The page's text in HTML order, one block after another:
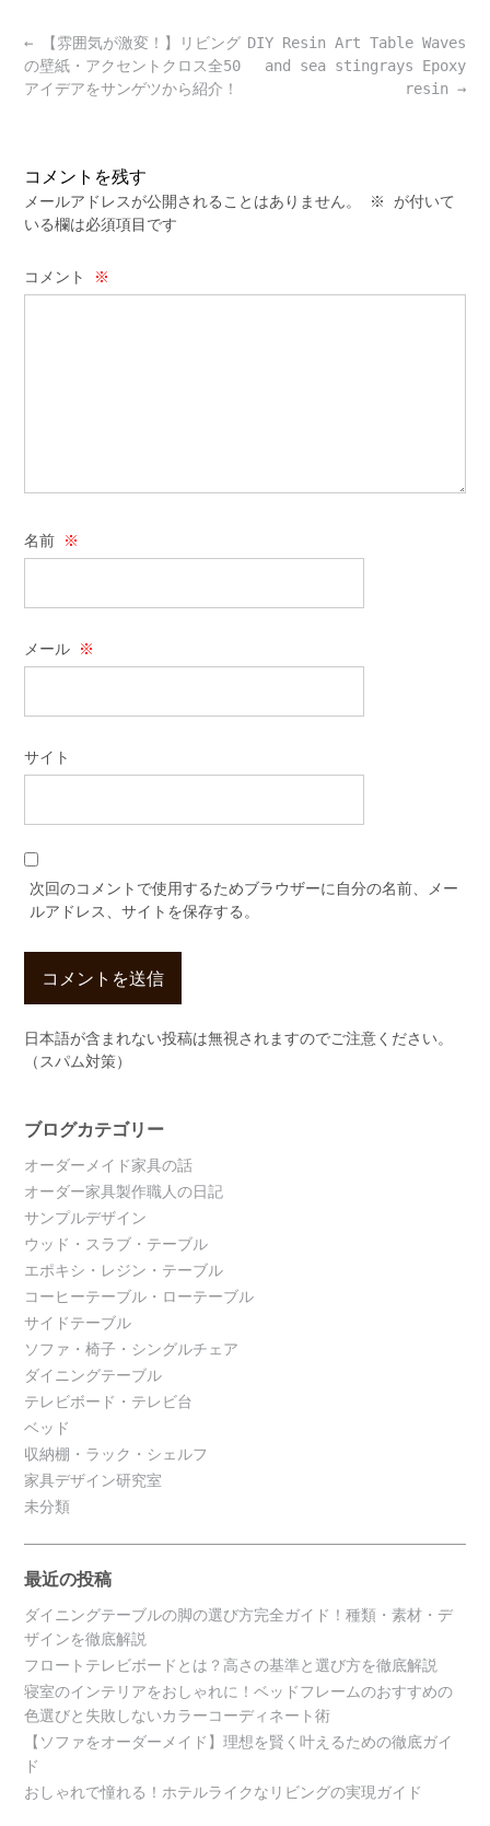
Post
navigation
DIY Resin Art Table Waves
and sea stingrays Epoxy
resin →
← 【雰囲気が激変！】リビング
の壁紙・アクセントクロス全50
アイデアをサンゲツから紹介！
コメントを残す
メールアドレスが公開されることはありません。 ※
が付いて
いる欄は必須項目です
コメント ※
名前 ※
メール ※
サイト
次回のコメントで使用するためブラウザーに自分の名前、メー
ルアドレス、サイトを保存する。
日本語が含まれない投稿は無視されますのでご注意ください。
（スパム対策）
ブログカテゴリー
オーダーメイド家具の話
オーダー家具製作職人の日記
サンプルデザイン
ウッド・スラブ・テーブル
エポキシ・レジン・テーブル
コーヒーテーブル・ローテーブル
サイドテーブル
ソファ・椅子・シングルチェア
ダイニングテーブル
テレビボード・テレビ台
ベッド
収納棚・ラック・シェルフ
家具デザイン研究室
未分類
最近の投稿
ダイニングテーブルの脚の選び方完全ガイド！種類・素材・デ
ザインを徹底解説
フロートテレビボードとは？高さの基準と選び方を徹底解説
寝室のインテリアをおしゃれに！ベッドフレームのおすすめの
色選びと失敗しないカラーコーディネート術
【ソファをオーダーメイド】理想を賢く叶えるための徹底ガイ
ド
おしゃれで憧れる！ホテルライクなリビングの実現ガイド